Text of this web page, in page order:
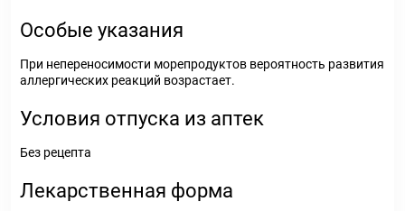
Особые указания
При непереносимости морепродуктов вероятность развития
аллергических реакций возрастает.
Условия отпуска из аптек
Без рецепта
Лекарственная форма